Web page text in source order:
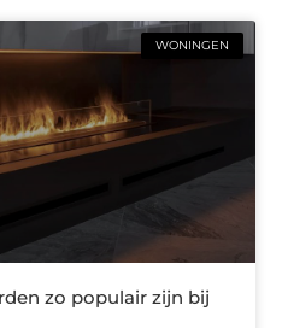
WONINGEN
zo populair zijn bij